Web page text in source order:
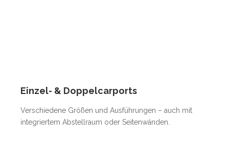
Einzel- & Doppelcarports
Verschiedene Größen und Ausführungen – auch mit
integriertem Abstellraum oder Seitenwänden.